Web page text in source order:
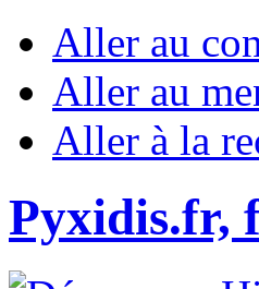
Aller au
Aller au
Aller à la
Pyxidis.fr,